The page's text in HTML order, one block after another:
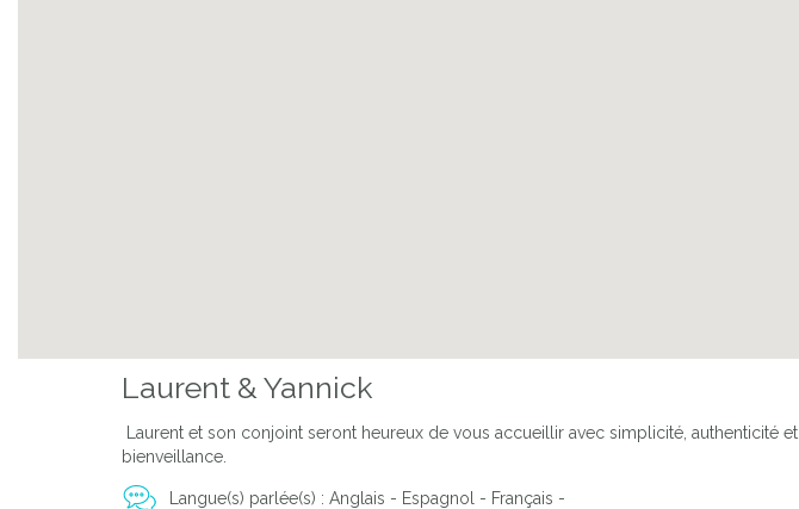
Laurent & Yannick
Laurent et son conjoint seront heureux de vous accueillir avec simplicité, authenticité et
bienveillance.
Langue(s) parlée(s) : Anglais - Espagnol - Français -